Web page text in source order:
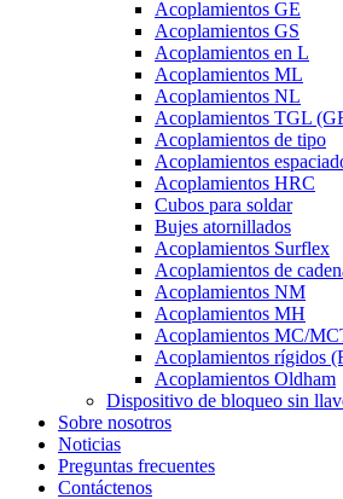
Acoplamientos GE
Acoplamientos GS
Acoplamientos en L
Acoplamientos ML
Acoplamientos NL
Acoplamientos TGL
Acoplamientos de tipo
Acoplamientos
Acoplamientos HRC
Cubos para soldar
Bujes atornillados
Acoplamientos Surflex
Acoplamientos de
Acoplamientos NM
Acoplamientos MH
Acoplamientos MC/
Acoplamientos rígidos
Acoplamientos Oldham
Dispositivo de bloqueo sin
Sobre nosotros
Noticias
Preguntas frecuentes
Contáctenos